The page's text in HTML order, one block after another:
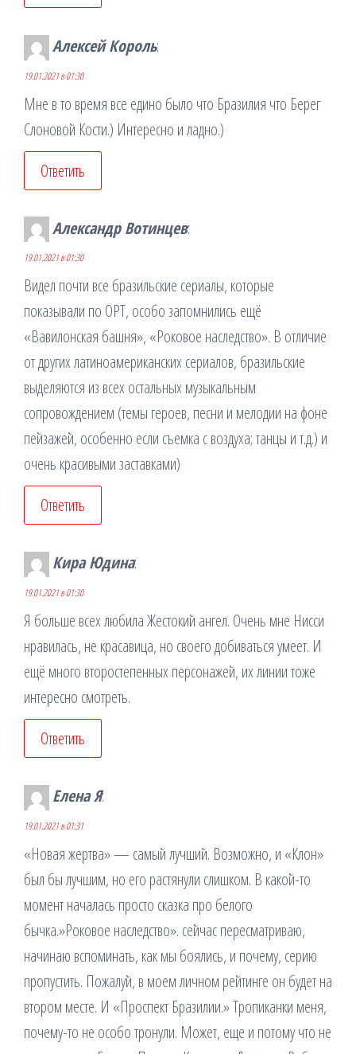
Алексей Король:
19.01.2021 в 01:30
Мне в то время все едино было что Бразилия что Берег
Слоновой Кости.) Интересно и ладно.)
Ответить
Александр Вотинцев:
19.01.2021 в 01:30
Видел почти все бразильские сериалы, которые
показывали по ОРТ, особо запомнились ещё
«Вавилонская башня», «Роковое наследство». В отличие
от других латиноамериканских сериалов, бразильские
выделяются из всех остальных музыкальным
сопровождением (темы героев, песни и мелодии на фоне
пейзажей, особенно если съемка с воздуха; танцы и т.д.) и
очень красивыми заставками)
Ответить
Кира Юдина:
19.01.2021 в 01:30
Я больше всех любила Жестокий ангел. Очень мне Нисси
нравилась, не красавица, но своего добиваться умеет. И
ещё много второстепенных персонажей, их линии тоже
интересно смотреть.
Ответить
Елена Я:
19.01.2021 в 01:31
«Новая жертва» — самый лучший. Возможно, и «Клон»
был бы лучшим, но его растянули слишком. В какой-то
момент началась просто сказка про белого
бычка.»Роковое наследство». сейчас пересматриваю,
начинаю вспоминать, как мы боялись, и почему, серию
пропустить. Пожалуй, в моем личном рейтинге он будет на
втором месте. И «Проспект Бразилии.» Тропиканки меня,
почему-то не особо тронули. Может, еще и потому что не